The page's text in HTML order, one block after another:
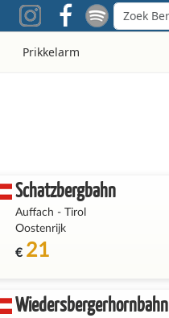
Prikkelarm
Schatzbergbahn
Auffach -Tirol
Oostenrijk
€ 21
Wiedersbergerhornbahn